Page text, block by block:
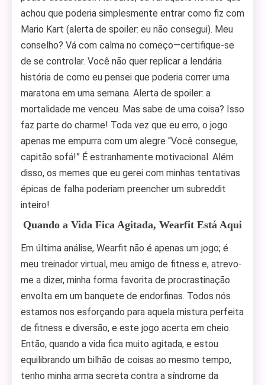
achou que poderia simplesmente entrar como fiz com
Mario Kart (alerta de spoiler: eu não consegui). Meu
conselho? Vá com calma no começo—certifique-se
de se controlar. Você não quer replicar a lendária
história de como eu pensei que poderia correr uma
maratona em uma semana. Alerta de spoiler: a
mortalidade me venceu. Mas sabe de uma coisa? Isso
faz parte do charme! Toda vez que eu erro, o jogo
apenas me empurra com um alegre “Você consegue,
capitão sofá!” É estranhamente motivacional. Além
disso, os memes que eu gerei com minhas tentativas
épicas de falha poderiam preencher um subreddit
inteiro!
Quando a Vida Fica Agitada, Wearfit Está Aqui
Em última análise, Wearfit não é apenas um jogo; é
meu treinador virtual, meu amigo de fitness e, atrevo-
me a dizer, minha forma favorita de procrastinação
envolta em um banquete de endorfinas. Todos nós
estamos nos esforçando para aquela mistura perfeita
de fitness e diversão, e este jogo acerta em cheio.
Então, quando a vida fica muito agitada, e estou
equilibrando um bilhão de coisas ao mesmo tempo,
tenho minha arma secreta contra a síndrome da